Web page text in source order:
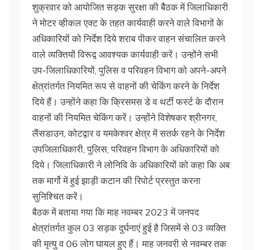
शुक्रवार को आयोजित सड़क सुरक्षा की बैैठक में जिलाधिकारी
ने मोटर व्हीकल एक्ट के तहत कार्यवाही करने वाले विभागों के
अधिकारियों को निर्देश दिये शराब पीकर वाहन संचालित करने
वाले व्यक्तियों विरूद्व आवश्यक कार्यवाही करें। उन्होंने सभी
उप-जिलाधिकारियों, पुलिस व परिवहन विभाग को अपने-अपने
क्षेत्रांतर्गत नियमित रूप से वाहनों की चेकिंग करने के निर्देश
दिये हैं। उन्होंने कहा कि क्रिसमस डे व थर्टी फर्स्ट के दौरान
वाहनों की नियमित चेकिंग करें। उन्होंने विशेषकर श्रीनगर,
लैंसडाउन, कोटद्वार व यमकेश्वर क्षेत्र में सतर्क रहने के निर्देश
उपजिलाधिकारी, पुलिस, परिवहन विभाग के अधिकारियों को
दिये। जिलाधिकारी ने लोनिवि के अधिकारियों को कहा कि अब
तक मार्गो में हुई झाड़ी कटान की रिपोर्ट प्रस्तुत करना
सुनिश्चित करें।
बैठक में बताया गया कि माह नवम्बर 2023 में जनपद
क्षेत्रांतर्गत कुल 03 सड़क दुर्घनाएं हुई है जिसमें से 03 व्यक्ति
की मृत्यु व 06 लोग घायल हुए हैं। माह जनवरी से नवम्बर तक